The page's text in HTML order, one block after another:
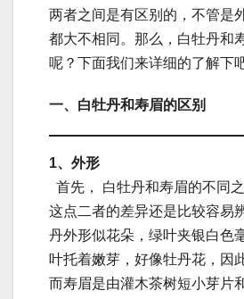
两者之间是有区别的，不管是
都大不相同。那么，白牡丹和
呢？下面我们来详细的了解下吧
一、白牡丹和寿眉的区别
1、外形
首先， 白牡丹和寿眉的不同
这点二者的差异还是比较容易
丹外形似花朵，绿叶夹银白色
叶托着嫩芽，好像牡丹花，因
而寿眉是由灌木茶树短小芽片